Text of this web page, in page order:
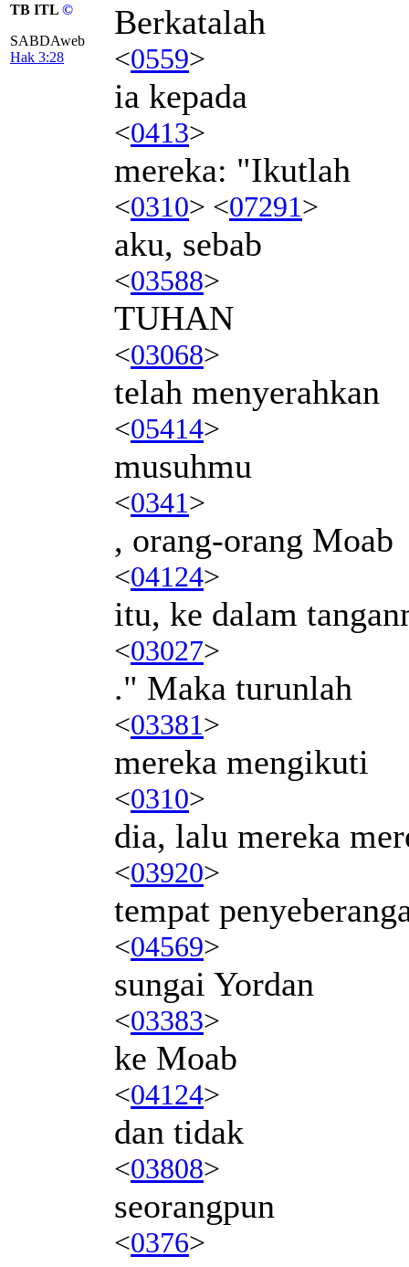
TB ITL ©
SABDAweb
Hak 3:28
Berkatalah
<0559>
ia kepada
<0413>
mereka: "Ikutlah
<0310> <07291>
aku, sebab
<03588>
TUHAN
<03068>
telah menyerahkan
<05414>
musuhmu
<0341>
, orang-orang Moab
<04124>
itu, ke dalam
<03027>
." Maka turunlah
<03381>
mereka mengikuti
<0310>
dia, lalu mereka
<03920>
tempat
<04569>
sungai Yordan
<03383>
ke Moab
<04124>
dan tidak
<03808>
seorangpun
<0376>